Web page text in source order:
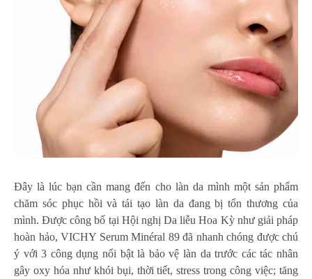
Đây là lúc bạn cần mang đến cho làn da mình một sản phẩm
chăm sóc phục hồi và tái tạo làn da đang bị tổn thương của
mình. Được công bố tại Hội nghị Da liễu Hoa Kỳ như giải pháp
hoàn hảo, VICHY Serum Minéral 89 đã nhanh chóng được chú
ý với 3 công dụng nổi bật là bảo vệ làn da trước các tác nhân
gây oxy hóa như khói bụi, thời tiết, stress trong công việc; tăng